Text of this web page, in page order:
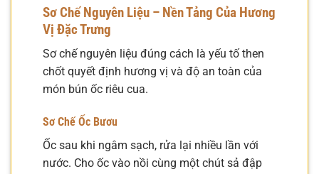
Sơ Chế Nguyên Liệu – Nền Tảng Của Hương
Vị Đặc Trưng
Sơ chế nguyên liệu đúng cách là yếu tố then
chốt quyết định hương vị và độ an toàn của
món bún ốc riêu cua.
Sơ Chế Ốc Bươu
Ốc sau khi ngâm sạch, rửa lại nhiều lần với
nước. Cho ốc vào nồi cùng một chút sả đập